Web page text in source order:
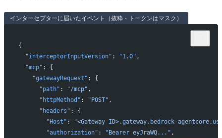
インターセプターに届いたイベント（抜粋・トークンはマスク）
{
  "interceptorInputVersion"
: "1.0" ,
  "mcp"
: {
    "gatewayRequest"
: {
      "path"
: "/mcp" ,
      "httpMethod"
: "POST" ,
      "headers"
: {
        "Host"
:
"<Gateway ID>.gateway.bedrock-
        "authorization"
: "Bearer eyJraWQ..." ,